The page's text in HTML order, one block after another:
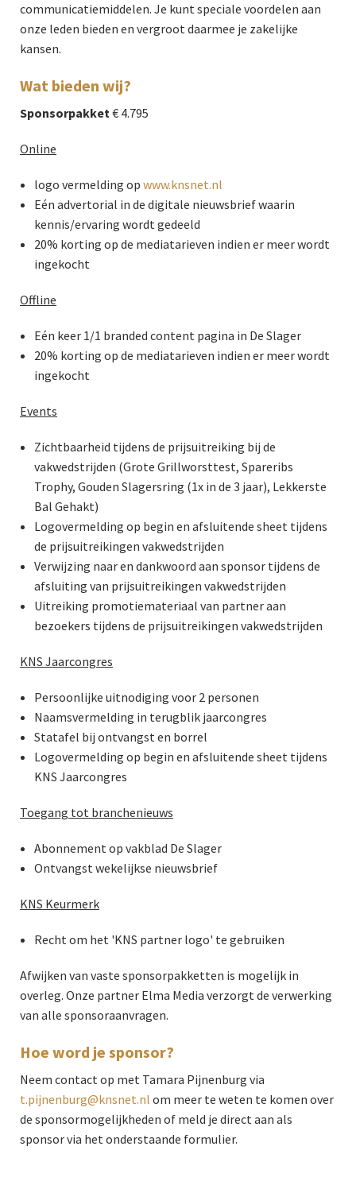
communicatiemiddelen. Je kunt speciale voordelen aan
onze leden bieden en vergroot daarmee je zakelijke
kansen.
Wat bieden wij?
Sponsorpakket€ 4.795
Online
logo vermelding op www.knsnet.nl
Eén advertorial in de digitale nieuwsbrief waarin
kennis/ervaring wordt gedeeld
20% korting op de mediatarieven indien er meer wordt
ingekocht
Offline
Eén keer 1/1 branded content pagina in De Slager
20% korting op de mediatarieven indien er meer wordt
ingekocht
Events
Zichtbaarheid tijdens de prijsuitreiking bij de
vakwedstrijden (Grote Grillworsttest, Spareribs
Trophy, Gouden Slagersring (1x in de 3 jaar), Lekkerste
Bal Gehakt)
Logovermelding op begin en afsluitende sheet tijdens
de prijsuitreikingen vakwedstrijden
Verwijzing naar en dankwoord aan sponsor tijdens de
afsluiting van prijsuitreikingen vakwedstrijden
Uitreiking promotiemateriaal van partner aan
bezoekers tijdens de prijsuitreikingen vakwedstrijden
KNS Jaarcongres
Persoonlijke uitnodiging voor 2 personen
Naamsvermelding in terugblik jaarcongres
Statafel bij ontvangst en borrel
Logovermelding op begin en afsluitende sheet tijdens
KNS Jaarcongres
Toegang tot branchenieuws
Abonnement op vakblad De Slager
Ontvangst wekelijkse nieuwsbrief
KNS Keurmerk
Recht om het 'KNS partner logo' te gebruiken
Afwijken van vaste sponsorpakketten is mogelijk in
overleg. Onze partner Elma Media verzorgt de verwerking
van alle sponsoraanvragen.
Hoe word je sponsor?
Neem contact op met Tamara Pijnenburg via
t.pijnenburg@knsnet.nl om meer te weten te komen over
de sponsormogelijkheden of meld je direct aan als
sponsor via het onderstaande formulier.